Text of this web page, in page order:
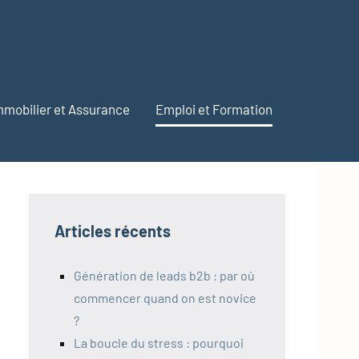
et Assurance Emploi et Formation
Articles récents
Génération de leads b2b : par où
commencer quand on est novice
?
La boucle du stress : pourquoi